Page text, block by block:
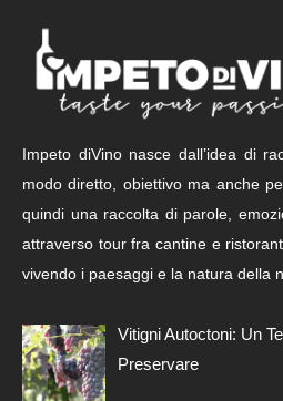
Impeto diVino nasce dall’idea di
modo diretto, obiettivo ma anche
quindi una raccolta di parole,
attraverso tour fra cantine e
vivendo i paesaggi e la natura della
Vitigni Autoctoni: Un
Preservare